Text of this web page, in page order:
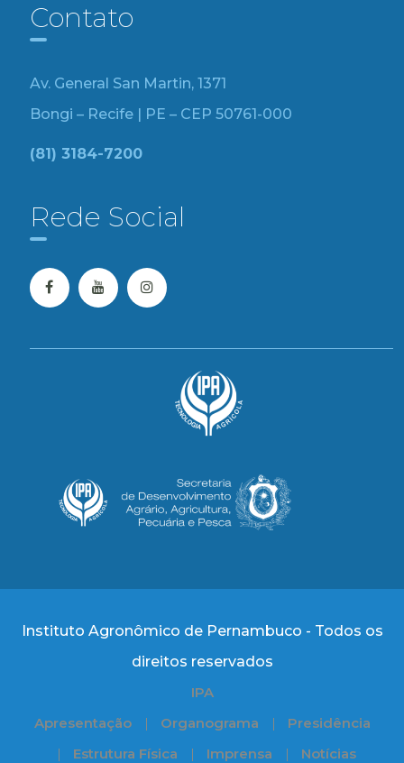
Contato
Av. General San Martin, 1371
Bongi – Recife | PE – CEP 50761-000
(81) 3184-7200
Rede Social
Instituto Agronômico de Pernambuco - Todos os
direitos reservados
IPA
Apresentação
Organograma
Presidência
Estrutura Física
Imprensa
Notícias